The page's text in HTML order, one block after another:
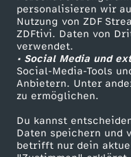
personalisieren wir
Nutzung von ZDF
ZDFtivi. Daten von
verwendet.
• Social Media und
Social-Media-Tools
Anbietern. Unter
zu ermöglichen.
Du kannst
Daten speichern und
betrifft nur dein
n
N
a
h
o
ZDF Unternehmen
Karriere
ZDF goes Schule
Werbefernsehen